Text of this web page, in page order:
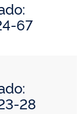
67
28